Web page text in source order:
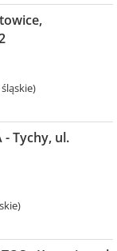
- Tychy, ul.